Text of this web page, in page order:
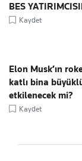
BES
Kaydet
Elon Musk’ın
katlı bina
etkilenecek mi?
Kaydet